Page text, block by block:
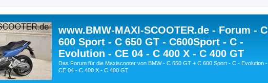
www.BMW-MAXI-SCOOTER.de - Forum - C
600 Sport - C 650 GT - C600Sport - C -
Evolution - CE 04 - C 400 X - C 400 GT
Das Forum für die Maxiscooter von BMW - C 650 GT + C 600 Sport - C - Evolution -
CE 04 - C 400 X - C 400 GT